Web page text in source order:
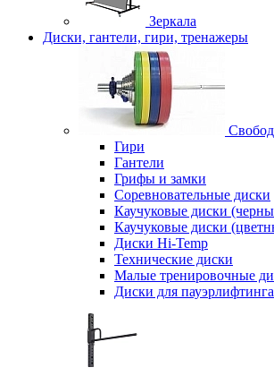
Зеркала
Диски, гантели, гири, тренажеры
Гири
Гантели
Грифы и замки
Соревновательные диски
Каучуковые диски
Каучуковые диски
Диски Hi-Temp
Технические диски
Малые тренировочные
Диски для пауэрлифтинга